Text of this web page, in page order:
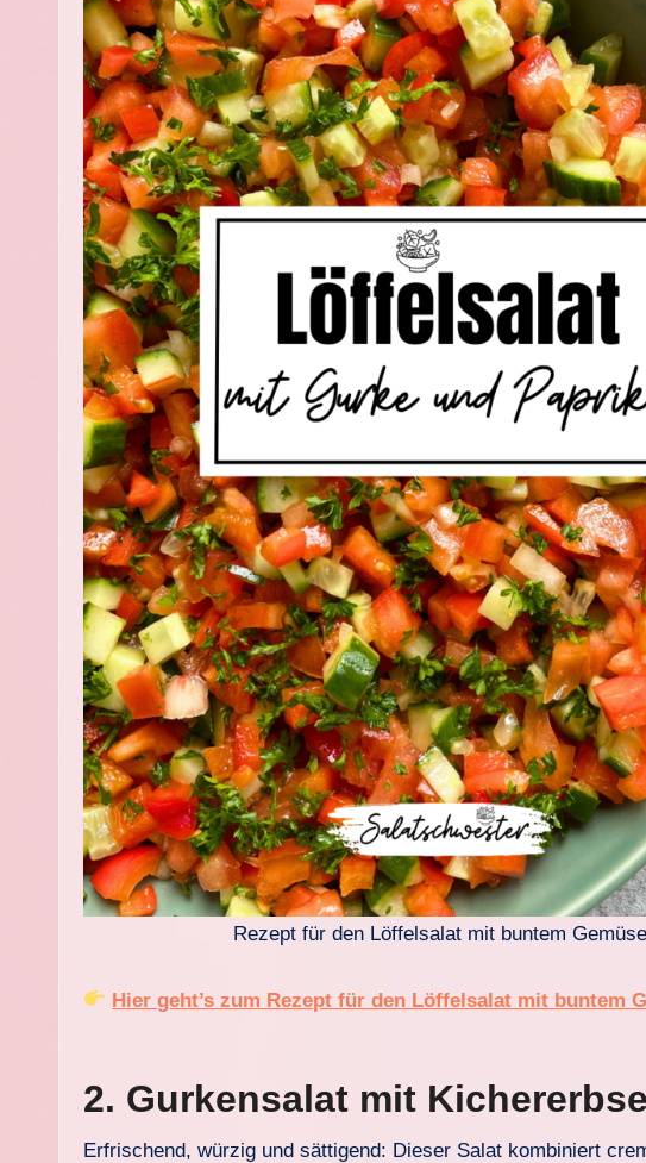
Rezept für den Löffelsalat mit buntem Gemüse
Hier geht’s zum Rezept für den Löffelsalat mit buntem
2. Gurkensalat mit
Erfrischend, würzig und sättigend: Dieser Salat kombiniert